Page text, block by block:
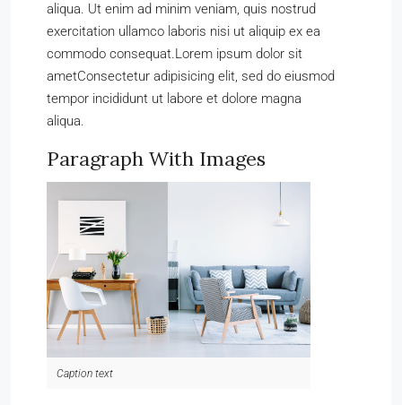
aliqua. Ut enim ad minim veniam, quis nostrud
exercitation ullamco laboris nisi ut aliquip ex ea
commodo consequat.Lorem ipsum dolor sit
ametConsectetur adipisicing elit, sed do eiusmod
tempor incididunt ut labore et dolore magna
aliqua.
Paragraph With Images
Caption text